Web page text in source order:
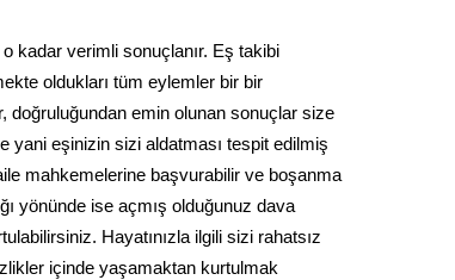
kadar verimli sonuçlanır. Eş takibi
oldukları tüm eylemler bir bir
doğruluğundan emin olunan sonuçlar size
yani eşinizin sizi aldatması tespit edilmiş
mahkemelerine başvurabilir ve boşanma
yönünde ise açmış olduğunuz dava
Hayatınızla ilgili sizi rahatsız
içinde yaşamaktan kurtulmak